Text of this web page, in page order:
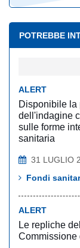
POTREBBE
ALERT
Disponibile la
dell'indagine
sulle forme
sanitaria
31 LUGLIO
Fondi
ALERT
Le repliche
Commissione